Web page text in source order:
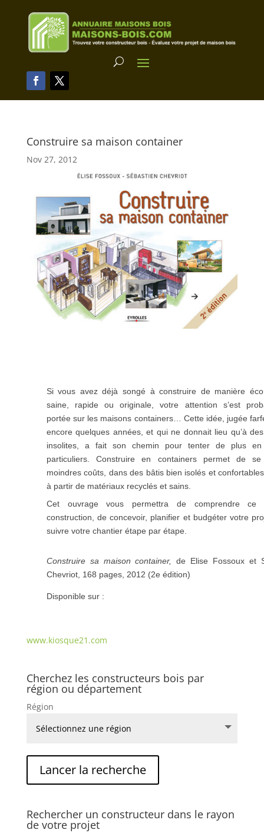
Construire sa maison container
Nov 27, 2012
Si vous avez déjà songé à construire de manière
saine, rapide ou originale, votre attention s’est
portée sur les maisons containers… Cette idée, jugée
encore quelques années, et qui ne donnait lieu qu’à
insolites, a fait son chemin pour tenter de plus
particuliers. Construire en containers permet de
moindres coûts, dans des bâtis bien isolés et
à partir de matériaux recyclés et sains.
Cet ouvrage vous permettra de comprendre ce
construction, de concevoir, planifier et budgéter votre
suivre votre chantier étape par étape.
Construire sa maison container,de Elise Fossoux et
Chevriot, 168 pages, 2012 (2e édition)
Disponible sur :
www.kiosque21.com
Cherchez les constructeurs bois par
région ou département
Région
Rechercher un constructeur dans le rayon
de votre projet